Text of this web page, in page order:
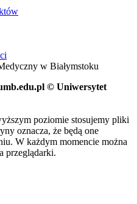
w Białymstoku
© Uniwersytet
poziomie stosujemy pliki
oznacza, że będą one
W każdym momencie można
przeglądarki.